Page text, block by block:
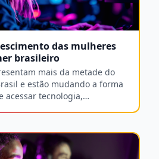
das mulheres
brasileiro
mais da metade do
e estão mudando a forma
acessar tecnologia,